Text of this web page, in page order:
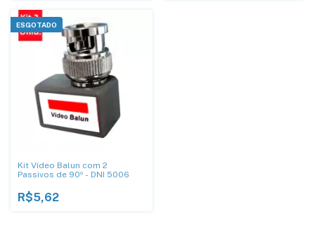
ESGOTADO
Kit Vídeo Balun com 2
Passivos de 90º - DNI 5006
R$5,62